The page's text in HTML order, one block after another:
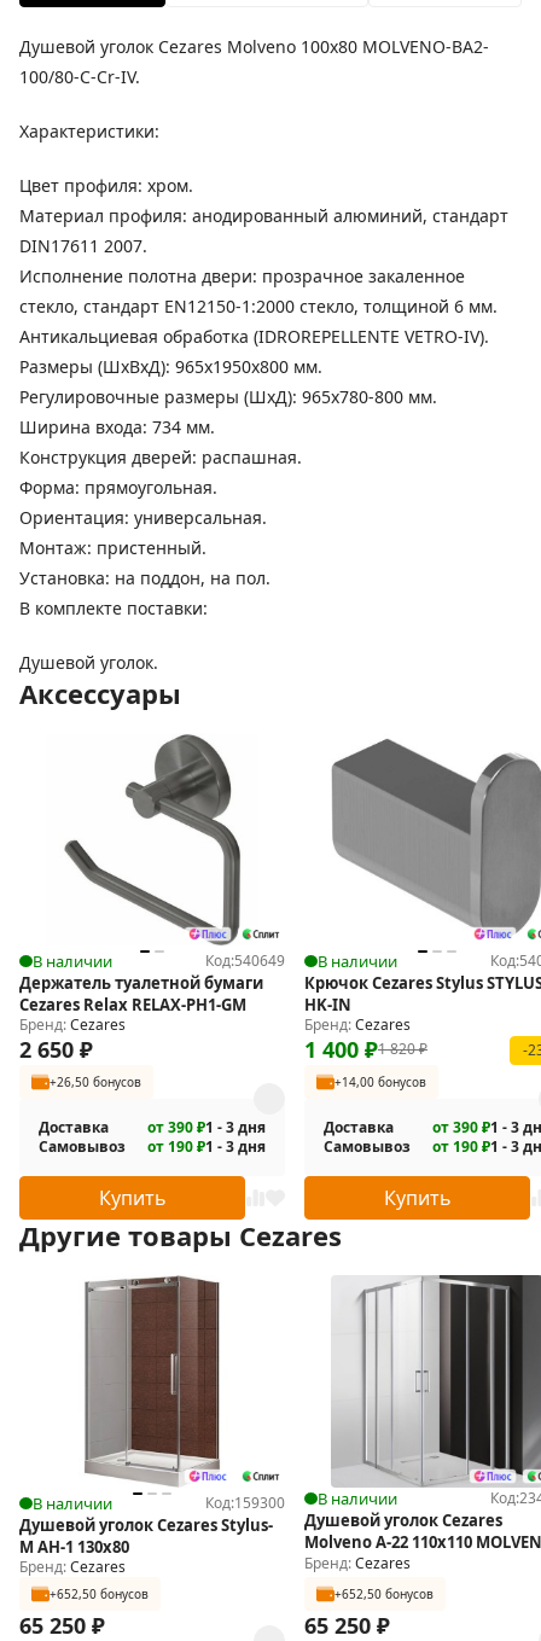
Душевой уголок Cezares Molveno 100x80 MOLVENO-BA2-
100/80-C-Cr-IV.
Характеристики:
Цвет профиля: хром.
Материал профиля: анодированный алюминий, стандарт
DIN17611 2007.
Исполнение полотна двери: прозрачное закаленное
стекло, стандарт EN12150-1:2000 стекло, толщиной 6 мм.
Антикальциевая обработка (IDROREPELLENTE VETRO-IV).
Размеры (ШхВхД): 965х1950х800 мм.
Регулировочные размеры (ШхД): 965х780-800 мм.
Ширина входа: 734 мм.
Конструкция дверей: распашная.
Форма: прямоугольная.
Ориентация: универсальная.
Монтаж: пристенный.
Установка: на поддон, на пол.
В комплекте поставки:
Душевой уголок.
Аксессуары
В наличии Код:540649
Держатель туалетной бумаги
Cezares Relax RELAX-PH1-GM
Бренд:Cezares
2 650 ₽
+26,50 бонусов
Доставка от 390 ₽1 - 3 дня
Самовывоз
от 190 ₽1 - 3 дня
Купить
В наличии Код:
Крючок Cezares Stylus
HK-IN
Бренд:Cezares
1 820₽
1 400 ₽ -
+14,00 бонусов
Доставка от 390 ₽1 - 3
Самовывоз
от 190 ₽1 - 3
Купить
Другие товары Cezares
В наличии Код:159300
Душевой уголок Cezares Stylus-
M AH-1 130x80
Бренд:Cezares
+652,50 бонусов
65 250 ₽
В наличии Код:
Душевой уголок Cezares
Molveno A-22 110х110
A-22-90+20-C-Cr-IV
Бренд:Cezares
+652,50 бонусов
65 250 ₽